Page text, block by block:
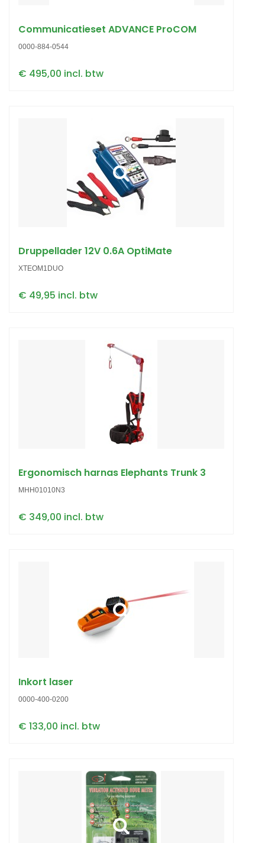
Communicatieset ADVANCE ProCOM
0000-884-0544
€ 495,00 incl. btw
Druppellader 12V 0.6A OptiMate
XTEOM1DUO
€ 49,95 incl. btw
Ergonomisch harnas Elephants Trunk 3
MHH01010N3
€ 349,00 incl. btw
Inkort laser
0000-400-0200
€ 133,00 incl. btw